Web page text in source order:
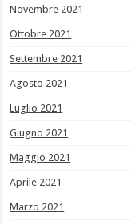
Novembre 2021
Ottobre 2021
Settembre 2021
Agosto 2021
Luglio 2021
Giugno 2021
Maggio 2021
Aprile 2021
Marzo 2021